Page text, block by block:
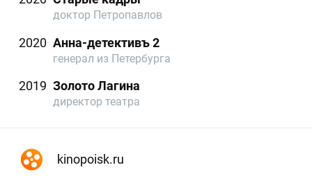
доктор Петропавлов
2020 Анна-детективъ 2
генерал из Петербурга
2019 Золото Лагина
директор театра
kinopoisk.ru